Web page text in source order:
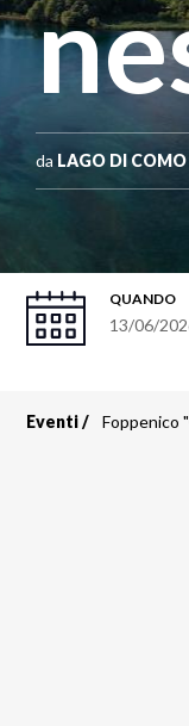
da LAGO DI COMO
QUANDO
13/06/
Briciole
Eventi Foppenico